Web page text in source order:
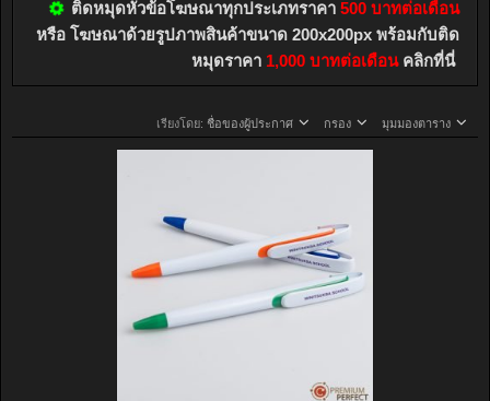
ติดหมุดหัวข้อโฆษณาทุกประเภทราคา 500 บาทต่อเดือน
หรือ โฆษณาด้วยรูปภาพสินค้าขนาด 200x200px พร้อมกับติด
หมุดราคา 1,000 บาทต่อเดือนคลิกที่นี่
เรียงโดย: ชื่อของผู้ประกาศ กรอง มุมมองตาราง